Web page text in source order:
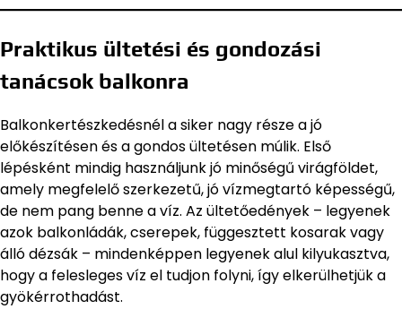
Praktikus ültetési és gondozási
tanácsok balkonra
Balkonkertészkedésnél a siker nagy része a jó
előkészítésen és a gondos ültetésen múlik. Első
lépésként mindig használjunk jó minőségű virágföldet,
amely megfelelő szerkezetű, jó vízmegtartó képességű,
de nem pang benne a víz. Az ültetőedények – legyenek
azok balkonládák, cserepek, függesztett kosarak vagy
álló dézsák – mindenképpen legyenek alul kilyukasztva,
hogy a felesleges víz el tudjon folyni, így elkerülhetjük a
gyökérrothadást.